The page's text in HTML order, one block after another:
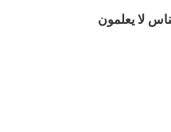
لا يعلمون